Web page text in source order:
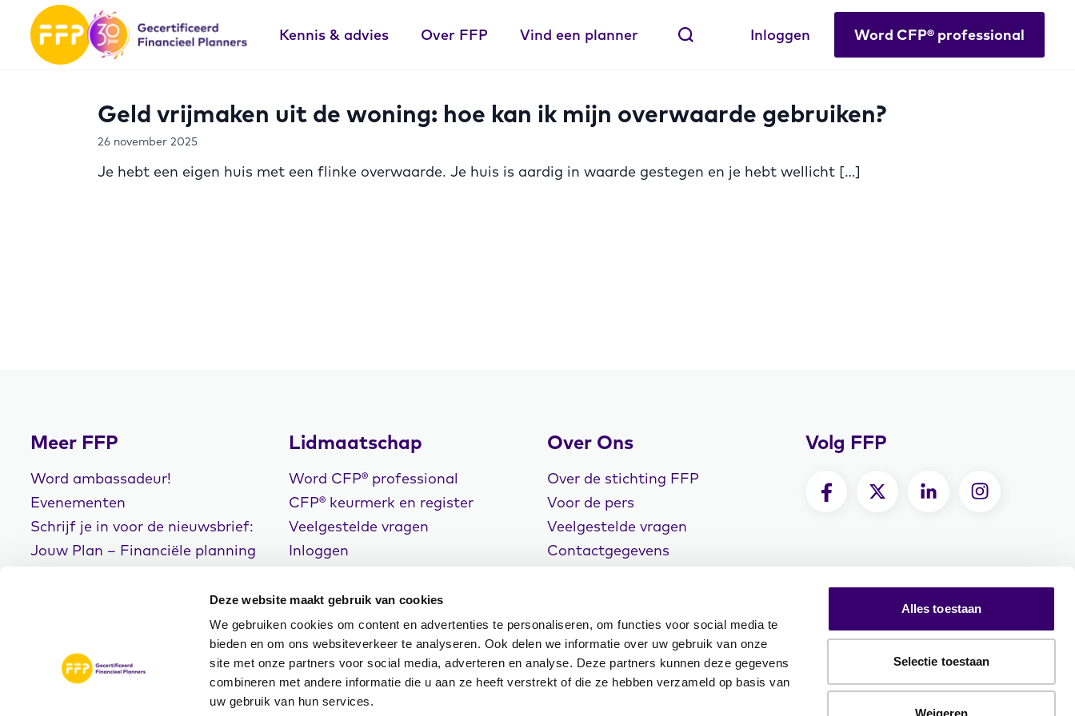
Deze website maakt gebruik van cookies
We gebruiken cookies om content en advertenties te personaliseren, om functies voor social media te
bieden en om ons websiteverkeer te analyseren. Ook delen we informatie over uw gebruik van onze
site met onze partners voor social media, adverteren en analyse. Deze partners kunnen deze gegevens
combineren met andere informatie die u aan ze heeft verstrekt of die ze hebben verzameld op basis van
uw gebruik van hun services.
Alles toestaan
Selectie toestaan
Weigeren
Kennis & advies Over FFP Vind een planner Inloggen Word CFP® professional
Geld vrijmaken uit de woning: hoe kan ik mijn overwaarde gebruiken?
26 november 2025
Je hebt een eigen huis met een flinke overwaarde. Je huis is aardig in waarde gestegen en je hebt wellicht […]
Meer FFP
Word ambassadeur!
Evenementen
Schrijf je in voor de nieuwsbrief:
Jouw Plan – Financiële planning
Lidmaatschap
Word CFP® professional
CFP® keurmerk en register
Veelgestelde vragen
Inloggen
Over Ons
Over de stichting FFP
Voor de pers
Veelgestelde vragen
Contactgegevens
Volg FFP
© Copyright 2026
Disclaimer Privacyverklaring Cookiebeleid
Klachtenregeling
Algemene Voorwaarden Events